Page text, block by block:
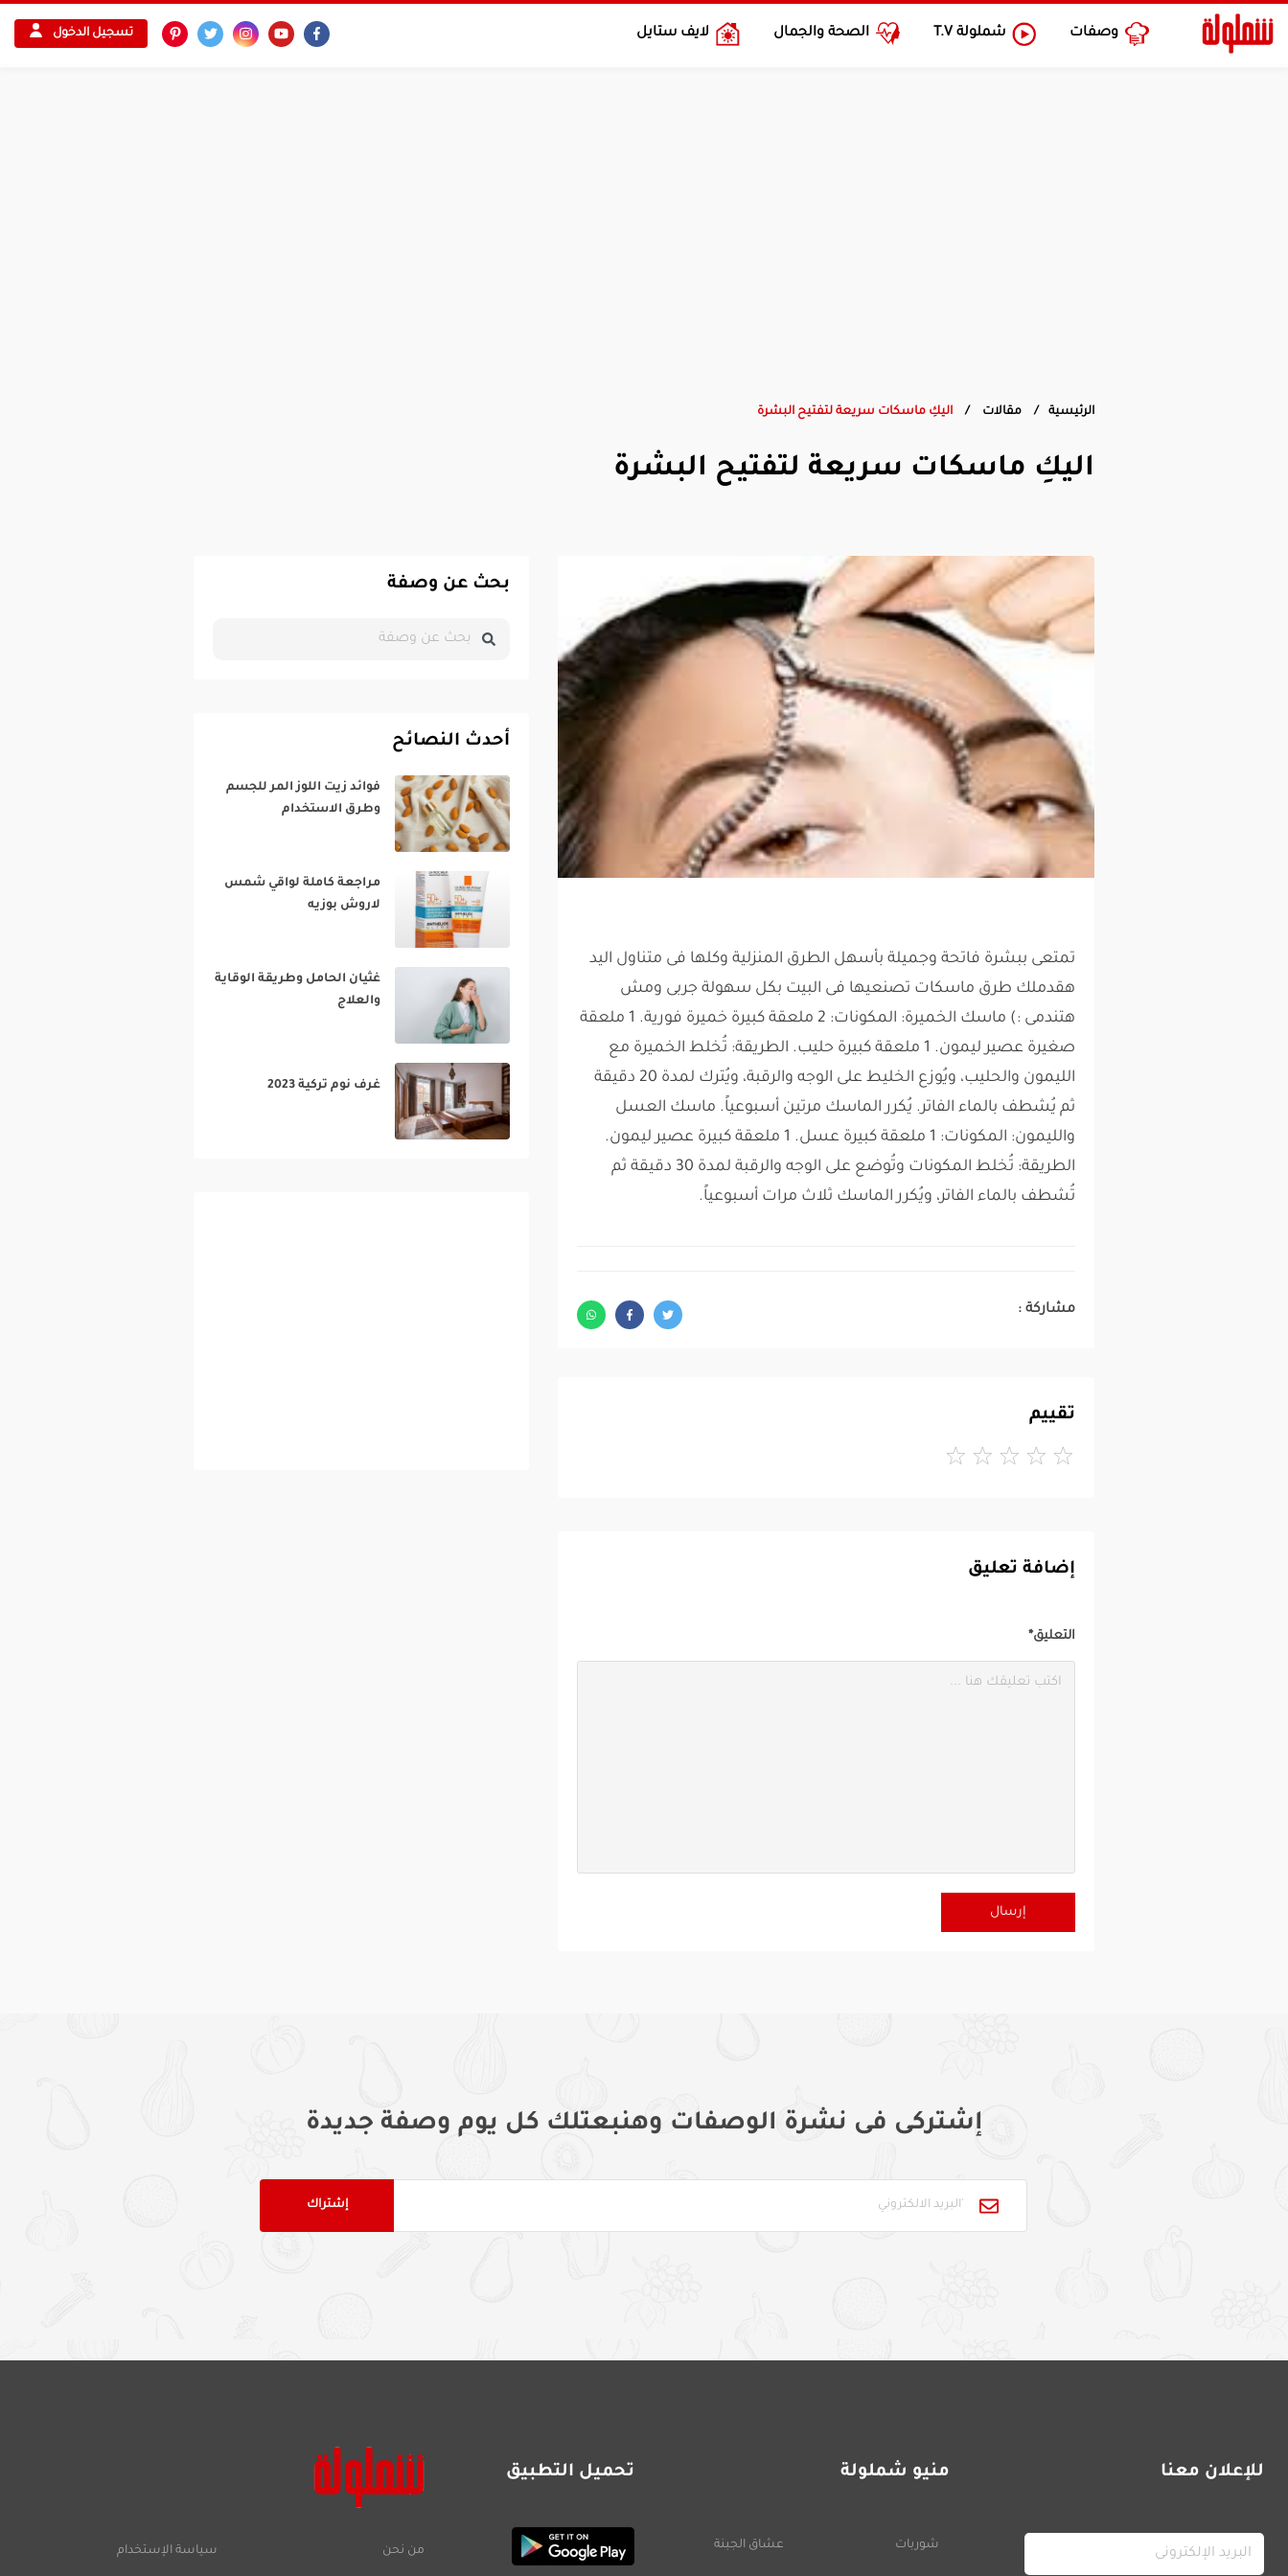
وصفات شملولة T.V الصحة والجمال لايف ستايل تسجيل الدخول
الرئيسية مقالات اليكِ ماسكات سريعة لتفتيح البشرة
اليكِ ماسكات سريعة لتفتيح البشرة
تمتعى ببشرة فاتحة وجميلة بأسهل الطرق المنزلية وكلها فى متناول اليد
هقدملك طرق ماسكات تصنعيها فى البيت بكل سهولة جربى ومش
هتندمى :) ماسك الخميرة: المكونات: 2 ملعقة كبيرة خميرة فورية. 1 ملعقة
صغيرة عصير ليمون. 1 ملعقة كبيرة حليب. الطريقة: تُخلط الخميرة مع
الليمون والحليب، ويُوزع الخليط على الوجه والرقبة، ويُترك لمدة 20 دقيقة
ثم يُشطف بالماء الفاتر. يُكرر الماسك مرتين أسبوعياً. ماسك العسل
والليمون: المكونات: 1 ملعقة كبيرة عسل. 1 ملعقة كبيرة عصير ليمون.
الطريقة: تُخلط المكونات وتُوضع على الوجه والرقبة لمدة 30 دقيقة ثم
تُشطف بالماء الفاتر، ويُكرر الماسك ثلاث مرات أسبوعياً.
مشاركة :
تقييم
إضافة تعليق
التعليق*
بحث عن وصفة
أحدث النصائح
فوائد زيت اللوز المر للجسم
وطرق الاستخدام‎
مراجعة كاملة لواقي شمس
لاروش بوزيه‎
غثيان الحامل وطريقة الوقاية
والعلاج‎
غرف نوم تركية 2023‎
إشتركى فى نشرة الوصفات وهنبعتلك كل يوم وصفة جديدة
للإعلان معنا منيو شملولة
شوربات عشاق الجبنة
تحميل التطبيق
من نحن سياسة الإستخدام